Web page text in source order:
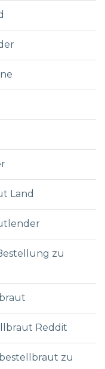
Land
zu
Reddit
zu